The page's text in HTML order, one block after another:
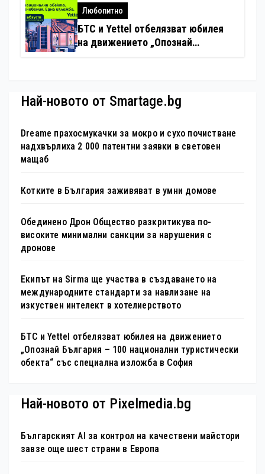
хотелиерството
Любопитно
БТС и Yettel отбелязват юбилея
на движението „Опознай
Най-новото от Smartage.bg
Dreame прахосмукачки за мокро и сухо почистване
надхвърлиха 2 000 патентни заявки в световен
мащаб
Котките в България заживяват в умни домове
Обединено Дрон Общество разкритикува по-
високите минимални санкции за нарушения с
дронове
Екипът на Sirma ще участва в създаването на
международните стандарти за навлизане на
изкуствен интелект в хотелиерството
БТС и Yettel отбелязват юбилея на движението
„Опознай България – 100 национални туристически
обекта“ със специална изложба в София
Най-новото от Pixelmedia.bg
Българският AI за контрол на качествени майстори
завзе още шест страни в Европа